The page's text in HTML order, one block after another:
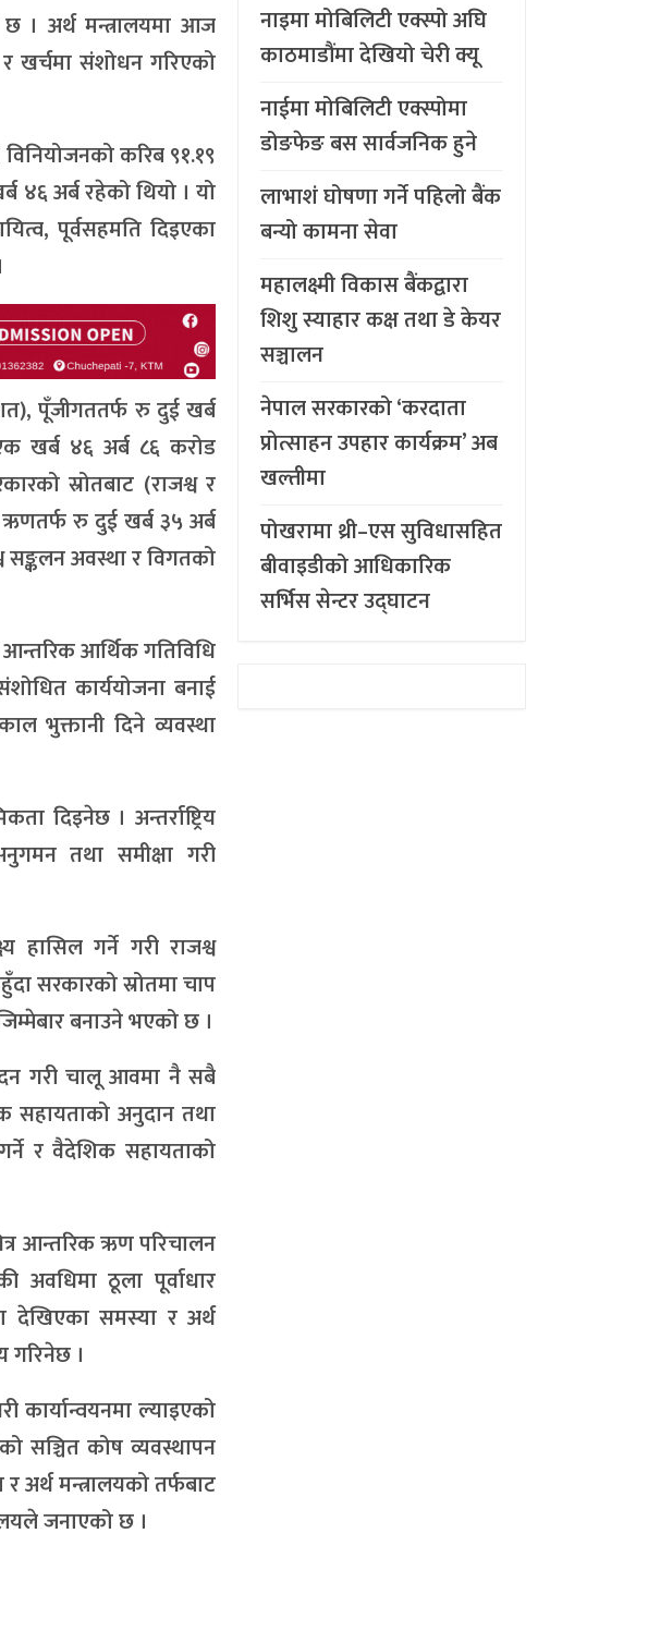
। अर्थ मन्त्रालयमा आज
खर्चमा संशोधन गरिएको
करिब ९१.१९
अर्ब रहेको थियो । यो
पूर्वसहमति दिइएका
पूँजीगततर्फ रु दुई खर्ब
खर्ब ४६ अर्ब ८६ करोड
स्रोतबाट (राजश्व र
रु दुई खर्ब ३५ अर्ब
सङ्कलन अवस्था र विगतको
आर्थिक गतिविधि
कार्ययोजना बनाई
भुक्तानी दिने व्यवस्था
दिइनेछ । अन्तर्राष्ट्रिय
तथा समीक्षा गरी
हासिल गर्ने गरी राजश्व
सरकारको स्रोतमा चाप
बनाउने भएको छ ।
गरी चालू आवमा नै सबै
सहायताको अनुदान तथा
र वैदेशिक सहायताको
आन्तरिक ऋण परिचालन
ठूला पूर्वाधार
देखिएका समस्या र अर्थ
गरिनेछ ।
कार्यान्वयनमा ल्याइएको
सञ्चित कोष व्यवस्थापन
अर्थ मन्त्रालयको तर्फबाट
जनाएको छ ।
नाइमा मोबिलिटी एक्स्पो अघि
काठमाडौंमा देखियो चेरी क्यू
नाईमा मोबिलिटी एक्स्पोमा
डोङफेङ बस सार्वजनिक हुने
लाभाशं घोषणा गर्ने पहिलो बैंक
बन्यो कामना सेवा
महालक्ष्मी विकास बैंकद्वारा
शिशु स्याहार कक्ष तथा डे केयर
सञ्चालन
नेपाल सरकारको ‘करदाता
प्रोत्साहन उपहार कार्यक्रम’ अब
खल्तीमा
पोखरामा थ्री–एस सुविधासहित
बीवाइडीको आधिकारिक
सर्भिस सेन्टर उद्घाटन